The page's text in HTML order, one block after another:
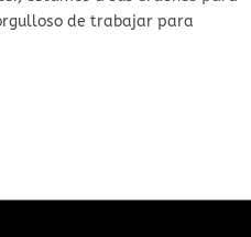
de trabajar para